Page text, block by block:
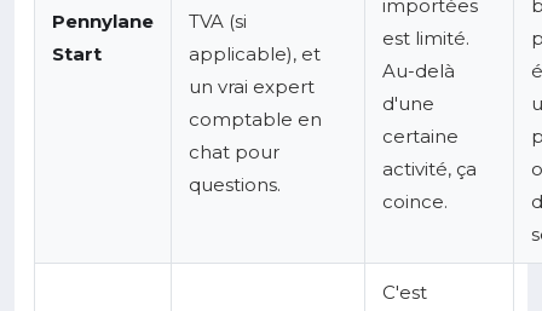
Pennylane
Start
TVA (si
applicable), et
un vrai expert
comptable en
chat pour
questions.
importées
est limité.
Au-delà
d'une
certaine
activité, ça
coince.
C'est